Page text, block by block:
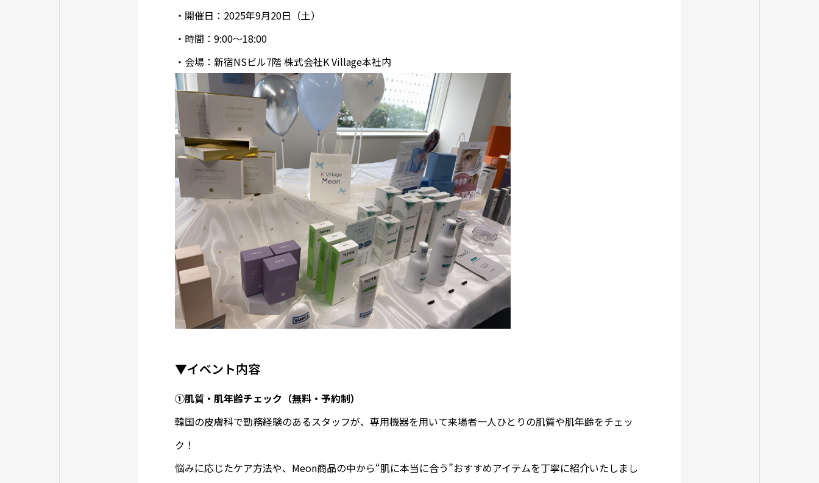
・開催日：2025年9月20日（土）
・時間：9:00～18:00
・会場：新宿NSビル7階 株式会社K Village本社内
▼イベント内容
①肌質・肌年齢チェック（無料・予約制）
韓国の皮膚科で勤務経験のあるスタッフが、専用機器を用いて来場者一人ひとりの肌質や肌年齢をチェッ
ク！
悩みに応じたケア方法や、Meon商品の中から“肌に本当に合う”おすすめアイテムを丁寧に紹介いたしまし